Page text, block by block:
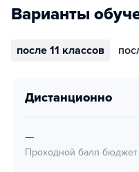
Варианты
после 11 классов
дистанционно
—
Проходной балл бюджет